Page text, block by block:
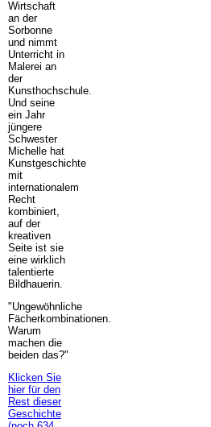
Wirtschaft
an der
Sorbonne
und nimmt
Unterricht in
Malerei an
der
Kunsthochschule.
Und seine
ein Jahr
jüngere
Schwester
Michelle hat
Kunstgeschichte
mit
internationalem
Recht
kombiniert,
auf der
kreativen
Seite ist sie
eine wirklich
talentierte
Bildhauerin.
"Ungewöhnliche
Fächerkombinationen.
Warum
machen die
beiden das?"
Klicken Sie
hier für den
Rest dieser
Geschichte